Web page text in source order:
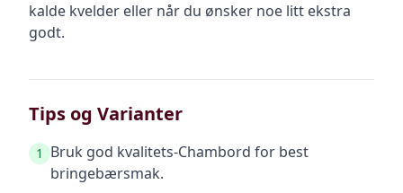
kalde kvelder eller når du ønsker noe litt ekstra
godt.
Tips og Varianter
1
Bruk god kvalitets-Chambord for best
bringebærsmak.